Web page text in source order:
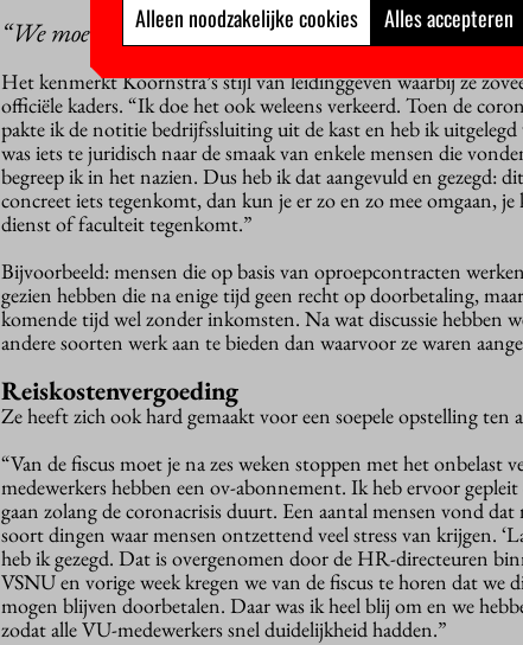
“We moeten mensen niet beknotten door te veel
Het kenmerkt Koornstra’s stijl van leidinggeven waarbij ze
officiële kaders. “Ik doe het ook weleens verkeerd. Toen de
pakte ik de notitie bedrijfssluiting uit de kast en heb ik
was iets te juridisch naar de smaak van enkele mensen die
begreep ik in het nazien. Dus heb ik dat aangevuld en gezegd:
concreet iets tegenkomt, dan kun je er zo en zo mee omgaan,
dienst of faculteit tegenkomt.”
Bijvoorbeeld: mensen die op basis van oproepcontracten
gezien hebben die na enige tijd geen recht op doorbetaling,
komende tijd wel zonder inkomsten. Na wat discussie hebben
andere soorten werk aan te bieden dan waarvoor ze waren
Reiskostenvergoeding
Ze heeft zich ook hard gemaakt voor een soepele opstelling ten
“Van de fiscus moet je na zes weken stoppen met het onbelast
medewerkers hebben een ov-abonnement. Ik heb ervoor
gaan zolang de coronacrisis duurt. Een aantal mensen vond
soort dingen waar mensen ontzettend veel stress van krijgen.
heb ik gezegd. Dat is overgenomen door de HR-directeuren
VSNU en vorige week kregen we van de fiscus te horen dat we
mogen blijven doorbetalen. Daar was ik heel blij om en we
zodat alle VU-medewerkers snel duidelijkheid hadden.”
Alleen noodzakelijke cookies Alles accepteren